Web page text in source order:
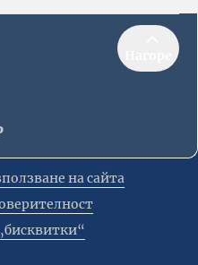
на сайта